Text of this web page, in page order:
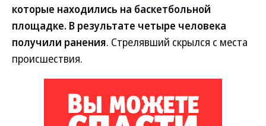
которые находились на баскетбольной
площадке. В результате четыре человека
получили ранения. Стрелявший скрылся с места
происшествия.